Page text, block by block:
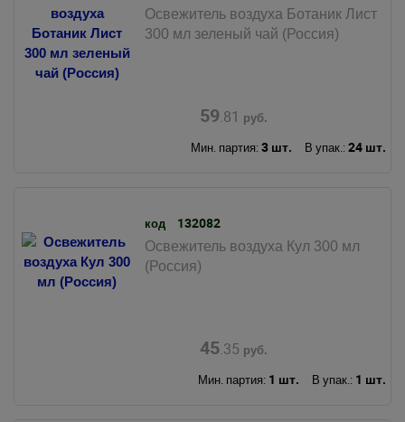
Освежитель воздуха Ботаник Лист
300 мл зеленый чай (Россия)
59.81 руб.
Мин. партия: 3 шт. В упак.: 24 шт.
код 132082
Освежитель воздуха Кул 300 мл
(Россия)
45.35 руб.
Мин. партия: 1 шт. В упак.: 1 шт.